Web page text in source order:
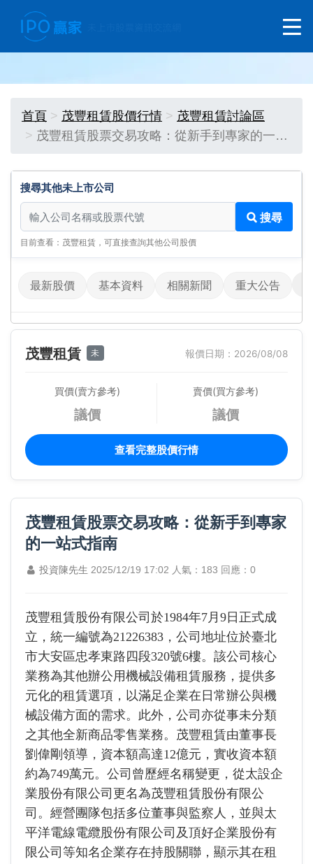
首頁 茂豐租賃股價行情
茂豐租賃討論區
茂豐租賃股票交易攻略：從新手到專家的一…
搜尋其他未上市公司
搜尋其他未上市公司
搜尋
目前查看：茂豐租賃，可直接查詢其他公司股價
最新股價 基本資料 相關新聞 重大公告
茂豐租賃 未 報價日期：2026/08/08
買價(賣方參考)
議價
賣價(買方參考)
議價
查看完整股價行情
茂豐租賃股票交易攻略：從新手到專家
的一站式指南
投資陳先生 2025/12/19 17:02 人氣：183 回應：0
茂豐租賃股份有限公司於1984年7月9日正式成
立，統一編號為21226383，公司地址位於臺北
市大安區忠孝東路四段320號6樓。該公司核心
業務為其他辦公用機械設備租賃服務，提供多
元化的租賃選項，以滿足企業在日常辦公與機
械設備方面的需求。此外，公司亦從事未分類
之其他全新商品零售業務。茂豐租賃由董事長
劉偉剛領導，資本額高達12億元，實收資本額
約為749萬元。公司曾歷經名稱變更，從太設企
業股份有限公司更名為茂豐租賃股份有限公
司。經營團隊包括多位董事與監察人，並與太
平洋電線電纜股份有限公司及頂好企業股份有
限公司等知名企業存在持股關聯，顯示其在租